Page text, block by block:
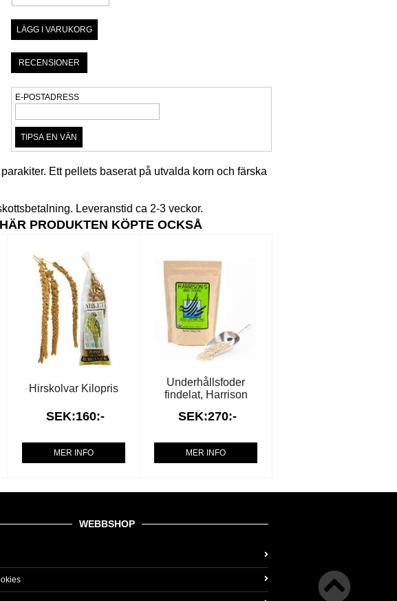
RECENSIONER
E-POSTADRESS
Ett pellets baserat på utvalda korn och färska
Leveranstid ca 2-3 veckor.
PRODUKTEN KÖPTE OCKSÅ
Hirskolvar Kilopris
SEK:160:-
MER INFO
Underhållsfoder
findelat, Harrison
SEK:270:-
MER INFO
WEBBSHOP